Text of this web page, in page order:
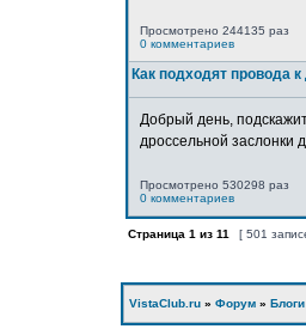
Просмотрено 244135 раз
0 комментариев
Как подходят провода
Добрый день,
дроссельной заслонки
Просмотрено 530298 раз
0 комментариев
Страница 1 из 11 [ 501
VistaClub.ru » Форум » Блоги